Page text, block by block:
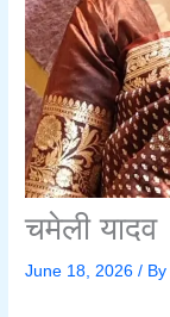
चमेली यादव
June 18, 2026/ By